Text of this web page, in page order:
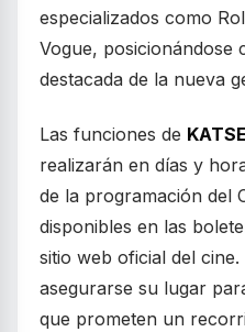
especializados como
Vogue, posicionándose
destacada de la nueva
Las funciones de
realizarán en días y
de la programación del
disponibles en las
sitio web oficial del
asegurarse su lugar
que prometen un